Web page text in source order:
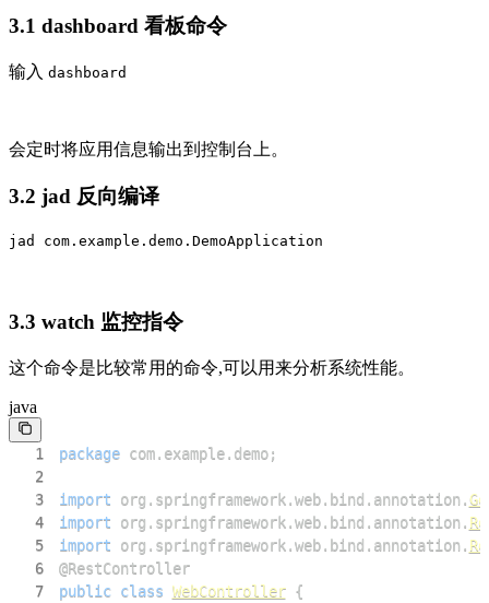
3.1 dashboard 看板命令
输入 dashboard
会定时将应用信息输出到控制台上。
3.2 jad 反向编译
jad com.example.demo.DemoApplication
3.3 watch 监控指令
这个命令是比较常用的命令,可以用来分析系统性能。
java
1 package com. example. demo;
2
3
import org . springframework .web. bind . annotation .
4
import org . springframework .web. bind . annotation .
5
import org . springframework .web. bind . annotation .
6
@RestController
7
public class WebController {